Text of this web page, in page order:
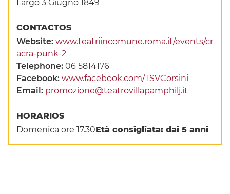
Largo 3 Giugno 1849
CONTACTOS
Website:www.teatriincomune.roma.it/events/cr
acra-punk-2
Telephone:06 5814176
Facebook:www.facebook.com/TSVCorsini
Email: promozione@teatrovillapamphilj.it
HORARIOS
Domenica ore 17.30Età consigliata: dai 5 anni